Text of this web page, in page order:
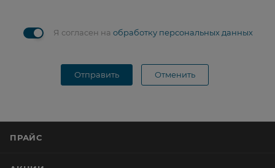
Я согласен на обработку персональных данных
Отправить Отменить
ПРАЙС